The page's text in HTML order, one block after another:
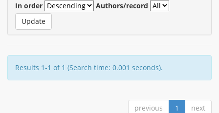
In order
Authors/record
Results 1-1 of 1 (Search time: 0.001 seconds).
previous 1 next